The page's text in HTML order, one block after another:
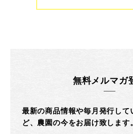
無料メルマガ
最新の商品情報や毎月発行して
ど、農園の今をお届け致します。